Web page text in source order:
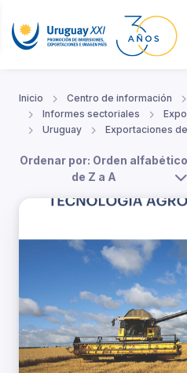
Inicio Centro de información
Informes sectoriales
Uruguay
Exportaciones
Ordenar por: Orden alfabético
de Z a A